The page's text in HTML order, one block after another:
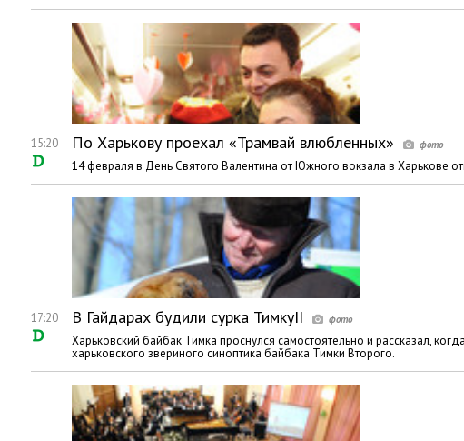
15:20 По Харькову проехал «Трамвай влюбленных»
14 февраля в День Святого Валентина от Южного вокзала в Харькове
17:20 В Гайдарах будили сурка ТимкуII
Харьковский байбак Тимка проснулся самостоятельно и рассказал,
харьковского звериного синоптика байбака Тимки Второго.